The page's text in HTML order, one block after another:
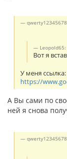
Leopold65:
Вот я
У меня ссылка:
https://
А Вы сами по
ней я снова